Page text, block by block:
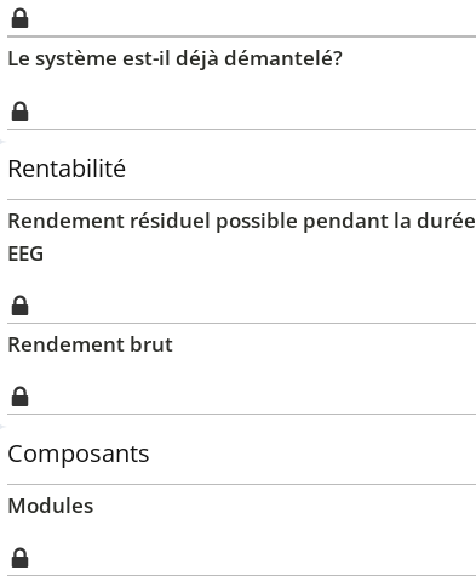
Le système est-il déjà démantelé?
Rentabilité
Rendement résiduel possible pendant la durée
EEG
Rendement brut
Composants
Modules